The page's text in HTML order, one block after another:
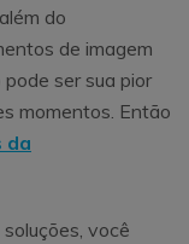
do
de imagem
ser sua pior
momentos. Então
da
você